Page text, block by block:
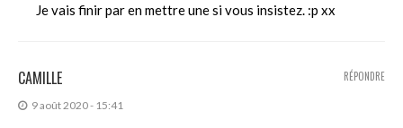
Je vais finir par en mettre une si vous insistez. :p xx
CAMILLE
9 août 2020 - 15:41
RÉPONDRE